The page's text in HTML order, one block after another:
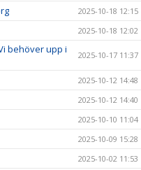
2025-10-18 12:15
2025-10-18 12:02
behöver upp i
2025-10-17 11:37
2025-10-12 14:48
2025-10-12 14:40
2025-10-10 11:04
2025-10-09 15:28
2025-10-02 11:53